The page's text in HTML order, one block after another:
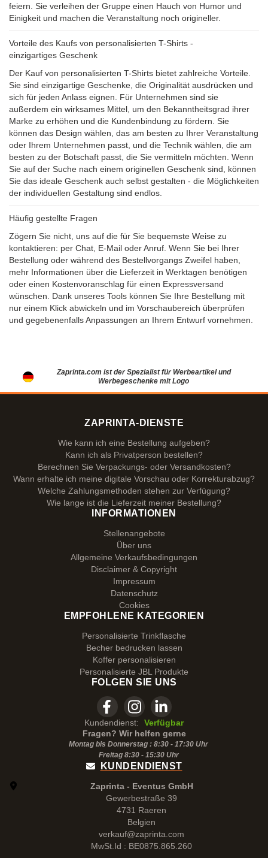
feiern. Sie verleihen der Gruppe einen Hauch von Humor und
Einigkeit und machen die Veranstaltung noch origineller.
Vorteile des Kaufs von personalisierten T-Shirts -
einzigartiges Geschenk
Der Kauf von personalisierten T-Shirts bietet zahlreiche Vorteile.
Sie sind einzigartige Geschenke, die Originalität ausdrücken und
sich für jeden Anlass eignen. Für Unternehmen sind sie
außerdem ein wirksames Mittel, um den Bekanntheitsgrad ihrer
Marke zu erhöhen und die Kundenbindung zu fördern. Sie
können das Design wählen, das am besten zu Ihrer Veranstaltung
oder Ihrem Unternehmen passt, und die Technik wählen, die am
besten zu der Botschaft passt, die Sie vermitteln möchten. Wenn
Sie auf der Suche nach einem originellen Geschenk sind, können
Sie das ideale Geschenk auch selbst gestalten - die Möglichkeiten
der individuellen Gestaltung sind endlos.
Häufig gestellte Fragen
Zögern Sie nicht, uns auf die für Sie bequemste Weise zu
kontaktieren: per Chat, E-Mail oder Anruf. Wenn Sie bei Ihrer
Bestellung oder während des Bestellvorgangs Zweifel haben,
mehr Informationen über die Lieferzeit in Werktagen benötigen
oder einen Kostenvoranschlag für einen Expressversand
wünschen. Dank unseres Tools können Sie Ihre Bestellung mit
nur einem Klick abwickeln und im Vorschaubereich überprüfen
und gegebenenfalls Anpassungen an Ihrem Entwurf vornehmen.
Zaprinta.com ist der Spezialist für Werbeartikel und
Werbegeschenke mit Logo
ZAPRINTA-DIENSTE
Wie kann ich eine Bestellung aufgeben?
Kann ich als Privatperson bestellen?
Berechnen Sie Verpackungs- oder Versandkosten?
Wann erhalte ich meine digitale Vorschau oder Korrekturabzug?
Welche Zahlungsmethoden stehen zur Verfügung?
Wie lange ist die Lieferzeit meiner Bestellung?
INFORMATIONEN
Stellenangebote
Über uns
Allgemeine Verkaufsbedingungen
Disclaimer & Copyright
Impressum
Datenschutz
Cookies
EMPFOHLENE KATEGORIEN
Personalisierte Trinkflasche
Becher bedrucken lassen
Koffer personalisieren
Personalisierte JBL Produkte
FOLGEN SIE UNS
Kundendienst:
Verfügbar
Fragen? Wir helfen gerne
Montag bis Donnerstag : 8:30 - 17:30 Uhr
Freitag 8:30 - 15:30Uhr
KUNDENDIENST
Zaprinta - Eventus GmbH
Gewerbestraße 39
4731 Raeren
Belgien
verkauf@zaprinta.com
MwSt.Id : BE0875.865.260